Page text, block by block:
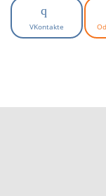
VKontakte